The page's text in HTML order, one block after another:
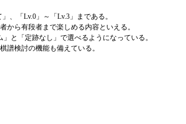
、「Lv.0」～「Lv.3」­まである。
から有段者まで楽しめる内容といえる­。
と「定跡なし」で選べるようになって­いる。
譜検討の機能も備えている。